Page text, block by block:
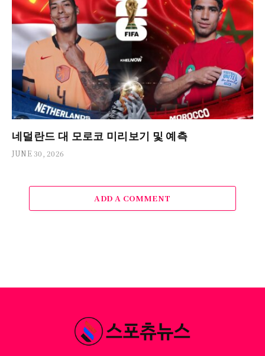
네덜란드 대 모로코 미리보기 및 예측
JUNE 30, 2026
ADD A COMMENT